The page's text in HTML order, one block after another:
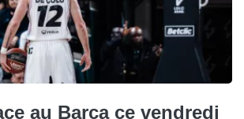
au Barça ce vendredi